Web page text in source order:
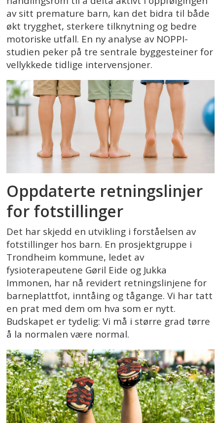
av sitt premature barn, kan det bidra til både
økt trygghet, sterkere tilknytning og bedre
motoriske utfall. En ny analyse av NOPPI-
studien peker på tre sentrale byggesteiner for
vellykkede tidlige intervensjoner.
Oppdaterte retningslinjer
for fotstillinger
Det har skjedd en utvikling i forståelsen av
fotstillinger hos barn. En prosjektgruppe i
Trondheim kommune, ledet av
fysioterapeutene Gøril Eide og Jukka
Immonen, har nå revidert retningslinjene for
barneplattfot, inntåing og tågange. Vi har tatt
en prat med dem om hva som er nytt.
Budskapet er tydelig: Vi må i større grad tørre
å la normalen være normal.